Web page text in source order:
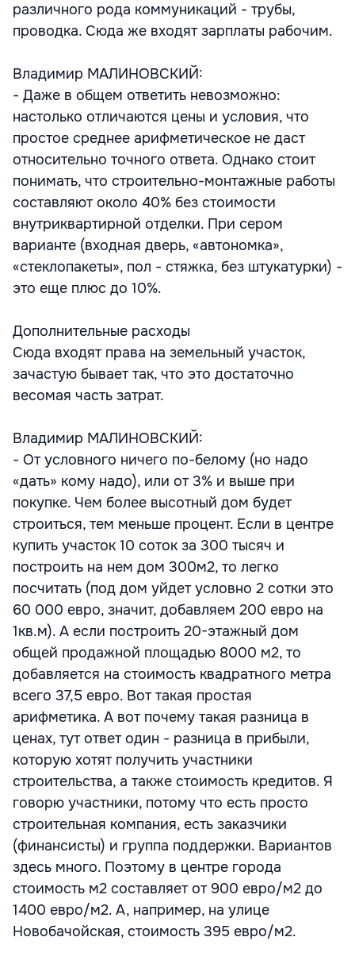
различного рода коммуникаций - трубы,
проводка. Сюда же входят зарплаты рабочим.
Владимир МАЛИНОВСКИЙ:
- Даже в общем ответить невозможно:
настолько отличаются цены и условия, что
простое среднее арифметическое не даст
относительно точного ответа. Однако стоит
понимать, что строительно-монтажные работы
составляют около 40% без стоимости
внутриквартирной отделки. При сером
варианте (входная дверь, «автономка»,
«стеклопакеты», пол - стяжка, без штукатурки) -
это еще плюс до 10%.
Дополнительные расходы
Сюда входят права на земельный участок,
зачастую бывает так, что это достаточно
весомая часть затрат.
Владимир МАЛИНОВСКИЙ:
- От условного ничего по-белому (но надо
«дать» кому надо), или от 3% и выше при
покупке. Чем более высотный дом будет
строиться, тем меньше процент. Если в центре
купить участок 10 соток за 300 тысяч и
построить на нем дом 300м2, то легко
посчитать (под дом уйдет условно 2 сотки это
60 000 евро, значит, добавляем 200 евро на
1кв.м). А если построить 20-этажный дом
общей продажной площадью 8000 м2, то
добавляется на стоимость квадратного метра
всего 37,5 евро. Вот такая простая
арифметика. А вот почему такая разница в
ценах, тут ответ один - разница в прибыли,
которую хотят получить участники
строительства, а также стоимость кредитов. Я
говорю участники, потому что есть просто
строительная компания, есть заказчики
(финансисты) и группа поддержки. Вариантов
здесь много. Поэтому в центре города
стоимость м2 составляет от 900 евро/м2 до
1400 евро/м2. А, например, на улице
Новобачойская, стоимость 395 евро/м2.